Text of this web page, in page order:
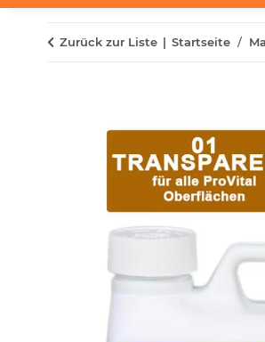
Zurück zur Liste Startseite